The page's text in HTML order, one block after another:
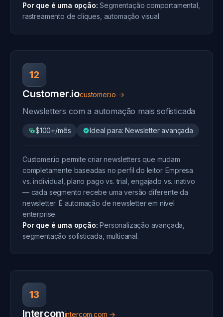
Por que é uma opção: Segmentação comportamental,
rastreamento de cliques, automação visual.
12
Customer.iocustomer.io →
Newsletters com a automação mais sofisticada
$100+/mês Ideal para: Newsletter avançada
Customer.io permite criar newsletters que mudam
completamente baseadas no perfil do leitor. Empresa
vs. individual, plano pago vs. trial, engajado vs. inativo
— cada segmento recebe uma versão diferente da
newsletter. É automação de newsletter em nível
enterprise.
Por que é uma opção: Personalização avançada,
segmentação sofisticada, multicanal.
13
Intercomintercom.com →